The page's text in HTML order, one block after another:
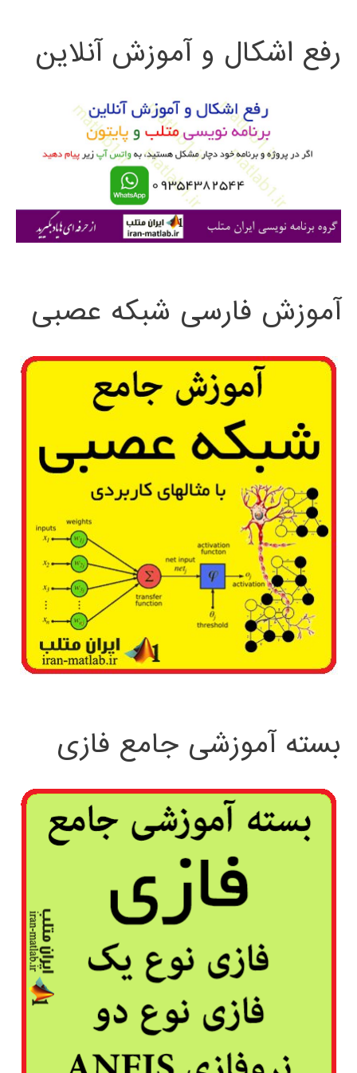
ج
ی
رفع اشکال و آموزش آنلاین
آموزش فارسی شبکه عصبی
بسته آموزشی جامع فازی